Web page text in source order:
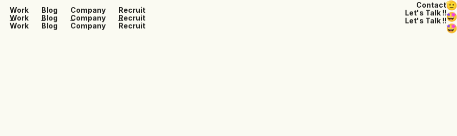
Work
Work
Work
Blog
Blog
Blog
Company
Company
Company
Recruit
Recruit
Recruit
Contact
Let's Talk !!
Let's Talk !!